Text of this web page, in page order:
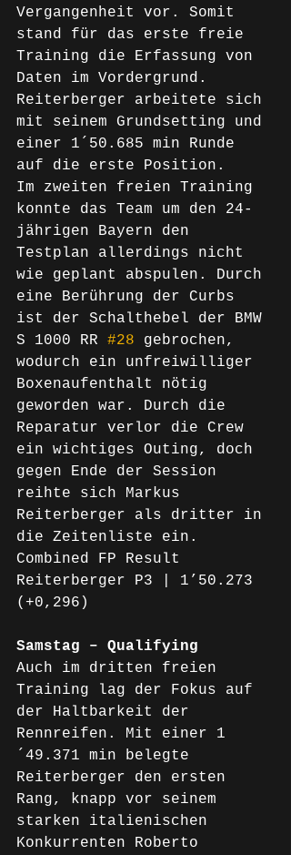
Vergangenheit vor. Somit
stand für das erste freie
Training die Erfassung von
Daten im Vordergrund.
Reiterberger arbeitete sich
mit seinem Grundsetting und
einer 1´50.685 min Runde
auf die erste Position.
Im zweiten freien Training
konnte das Team um den 24-
jährigen Bayern den
Testplan allerdings nicht
wie geplant abspulen. Durch
eine Berührung der Curbs
ist der Schalthebel der BMW
S 1000 RR #28 gebrochen,
wodurch ein unfreiwilliger
Boxenaufenthalt nötig
geworden war. Durch die
Reparatur verlor die Crew
ein wichtiges Outing, doch
gegen Ende der Session
reihte sich Markus
Reiterberger als dritter in
die Zeitenliste ein.
Combined FP Result
Reiterberger P3 | 1’50.273
(+0,296)
Samstag – Qualifying
Auch im dritten freien
Training lag der Fokus auf
der Haltbarkeit der
Rennreifen. Mit einer 1
´49.371 min belegte
Reiterberger den ersten
Rang, knapp vor seinem
starken italienischen
Konkurrenten Roberto